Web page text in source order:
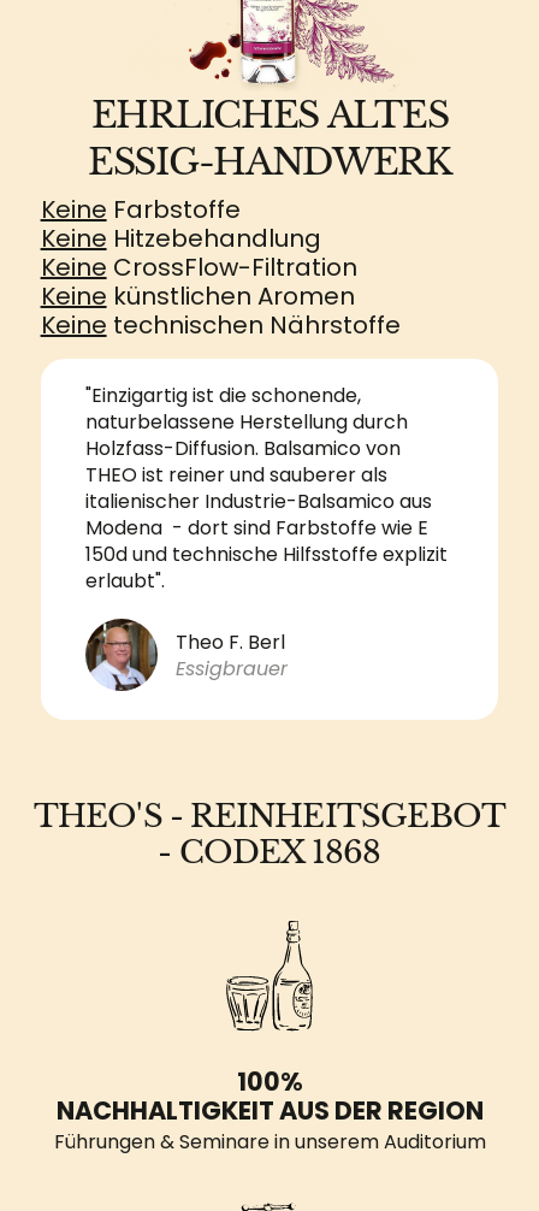
EHRLICHES ALTES
ESSIG-HANDWERK
Keine Farbstoffe
Keine Hitzebehandlung
Keine CrossFlow-Filtration
Keine künstlichen Aromen
Keine technischen Nährstoffe
"Einzigartig ist die schonende,
naturbelassene Herstellung durch
Holzfass-Diffusion. Balsamico von
THEO ist reiner und sauberer als
italienischer Industrie-Balsamico aus
Modena - dort sind Farbstoffe wie E
150d und technische Hilfsstoffe explizit
erlaubt".
Theo F. Berl
Essigbrauer
THEO'S - REINHEITSGEBOT
- CODEX 1868
100%
NACHHALTIGKEIT AUS DER REGION
Führungen & Seminare in unserem Auditorium